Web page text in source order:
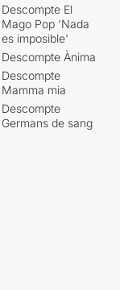
Descompte El
Mago Pop 'Nada
es imposible'
Descompte Ànima
Descompte
Mamma mia
Descompte
Germans de sang